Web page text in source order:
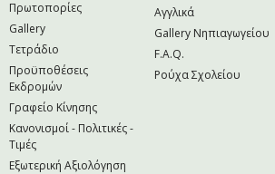
Πρωτοπορίες
Gallery
Τετράδιο
Προϋποθέσεις
Εκδρομών
Γραφείο Κίνησης
Κανονισμοί - Πολιτικές -
Τιμές
Εξωτερική Αξιολόγηση
Αγγλικά
Gallery Νηπιαγωγείου
F.A.Q.
Ρούχα Σχολείου